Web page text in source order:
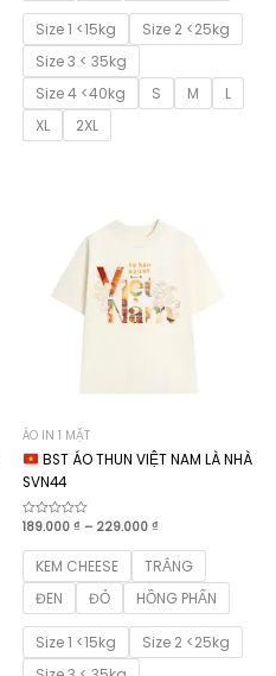
Size 1 <15kg
Size 2 <25kg
Size 3 < 35kg
Size 4 <40kg
S M
L
XL
2XL
ÁO IN 1 MẶT
BST ÁO THUN VIỆT NAM LÀ NHÀ
SVN44
Được
hạng
sao
189.000 ₫ – 229.000 ₫
từ
189.000 ₫
đến
229.000 ₫
KEM CHEESE
TRẮNG
ĐEN
ĐỎ HỒNG PHẤN
Size 1 <15kg
Size 2 <25kg